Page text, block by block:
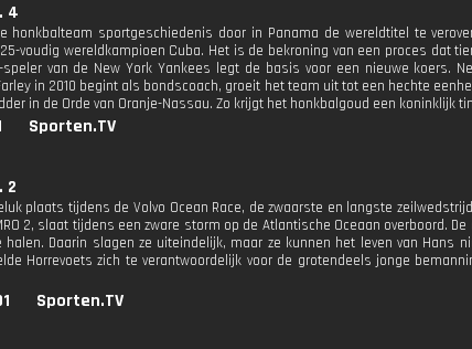
4
honkbalteam sportgeschiedenis door in Panama de wereldtitel te
voudig wereldkampioen Cuba. Het is de bekroning van een proces dat
speler van de New York Yankees legt de basis voor een nieuwe koers.
in 2010 begint als bondscoach, groeit het team uit tot een hechte
in de Orde van Oranje-Nassau. Zo krijgt het honkbalgoud een koninklijk
Sporten.TV
2
plaats tijdens de Volvo Ocean Race, de zwaarste en langste
2, slaat tijdens een zware storm op de Atlantische Oceaan overboord.
Daarin slagen ze uiteindelijk, maar ze kunnen het leven van Hans
Horrevoets zich te verantwoordelijk voor de grotendeels jonge
Sporten.TV